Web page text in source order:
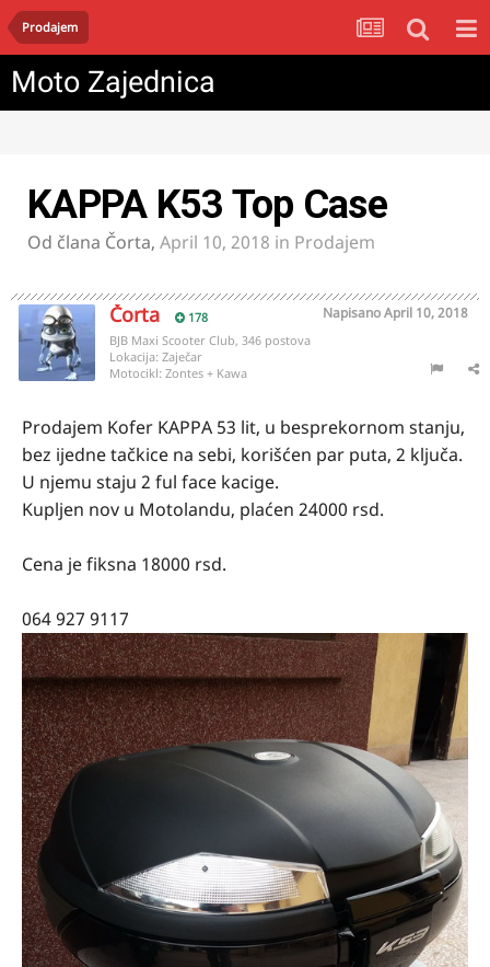
Prodajem
Moto Zajednica
KAPPA K53 Top Case
Od člana Čorta, April 10, 2018 in Prodajem
Čorta 178 NapisanoApril 10, 2018
BJB Maxi Scooter Club, 346 postova
Lokacija: Zaječar
Motocikl: Zontes + Kawa
Prodajem Kofer KAPPA 53 lit, u besprekornom stanju,
bez ijedne tačkice na sebi, korišćen par puta, 2 ključa.
U njemu staju 2 ful face kacige.
Kupljen nov u Motolandu, plaćen 24000 rsd.
Cena je fiksna 18000 rsd.
064 927 9117